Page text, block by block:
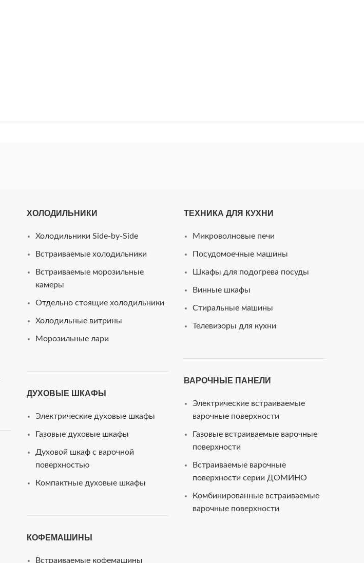
ХОЛОДИЛЬНИКИ
Холодильники Side-by-Side
Встраиваемые холодильники
Встраиваемые морозильные
камеры
Отдельно стоящие холодильники
Холодильные витрины
Морозильные лари
ДУХОВЫЕ ШКАФЫ
Электрические духовые шкафы
Газовые духовые шкафы
Духовой шкаф с варочной
поверхностью
Компактные духовые шкафы
КОФЕМАШИНЫ
Встраиваемые кофемашины
ТЕХНИКА ДЛЯ КУХНИ
Микроволновые печи
Посудомоечные машины
Шкафы для подогрева посуды
Винные шкафы
Стиральные машины
Телевизоры для кухни
ВАРОЧНЫЕ ПАНЕЛИ
Электрические встраиваемые
варочные поверхности
Газовые встраиваемые варочные
поверхности
Встраиваемые варочные
поверхности серии ДОМИНО
Комбинированные встраиваемые
варочные поверхности